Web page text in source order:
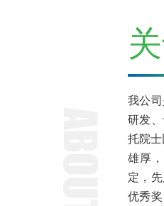
我公
研发
托院
雄厚
定，
优秀